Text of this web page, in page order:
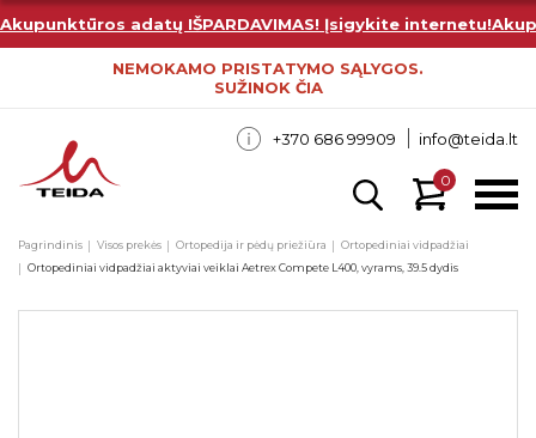
Akupunktūros adatų IŠPARDAVIMAS! Įsigykite internetu!
NEMOKAMO PRISTATYMO SĄLYGOS.
SUŽINOK ČIA
0
+370 686 99909 info@teida.lt
Pagrindinis Visos prekės Ortopedija ir pėdų priežiūra
Ortopediniai vidpadžiai
Ortopediniai vidpadžiai aktyviai veiklai Aetrex Compete L400, vyrams, 39.5 dydis